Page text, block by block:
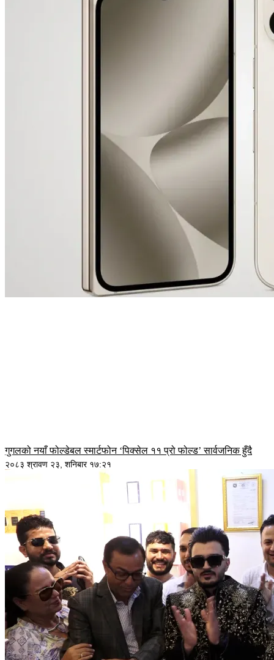
गुगलको नयाँ फोल्डेबल स्मार्टफोन ‘पिक्सेल ११ प्रो फोल्ड’ सार्वजनिक हुँदै
२०८३ श्रावण २३, शनिबार १७:२१